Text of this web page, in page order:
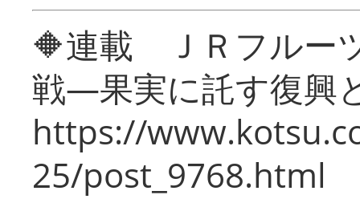
🔶連載 ＪＲフルー
戦―果実に託す復興
https://
25/post_9768.html